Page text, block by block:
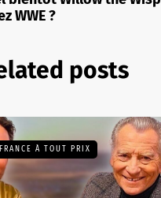
WWE ?
posts
À TOUT PRIX